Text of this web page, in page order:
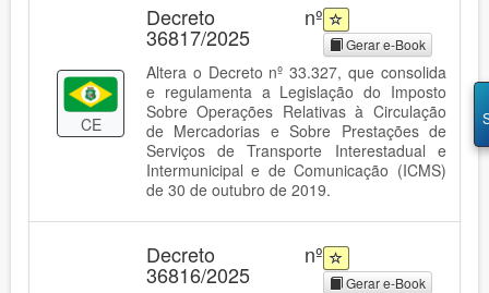
CE
Decreto nº
36817/2025 Gerar e-Book
Altera o Decreto nº 33.327, que consolida
e regulamenta a Legislação do Imposto
Sobre Operações Relativas à Circulação
de Mercadorias e Sobre Prestações de
Serviços de Transporte Interestadual e
Intermunicipal e de Comunicação (ICMS)
de 30 de outubro de 2019.
Decreto nº
36816/2025 Gerar e-Book